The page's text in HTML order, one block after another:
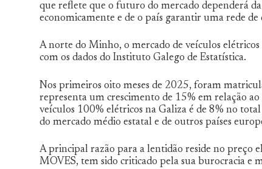
que reflete que o futuro do mercado dependerá da
economicamente e de o país garantir uma rede
A norte do Minho, o mercado de veículos
com os dados do Instituto Galego de Estatística.
Nos primeiros oito meses de 2025, foram
representa um crescimento de 15% em relação
veículos 100% elétricos na Galiza é de 8% no
do mercado médio estatal e de outros países
A principal razão para a lentidão reside no preço
MOVES, tem sido criticado pela sua burocracia e